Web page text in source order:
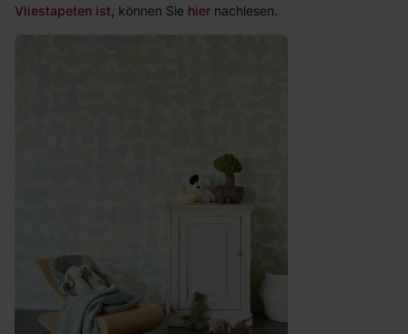
Vliestapeten ist, können Sie hier nachlesen.